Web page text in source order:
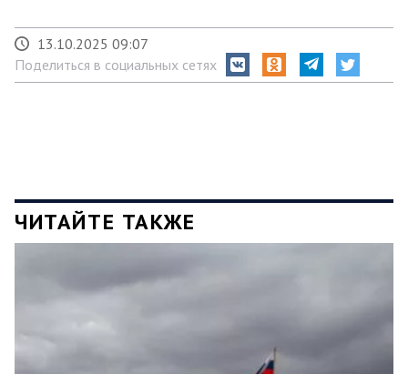
13.10.2025 09:07
Поделиться в социальных сетях
ЧИТАЙТЕ ТАКЖЕ